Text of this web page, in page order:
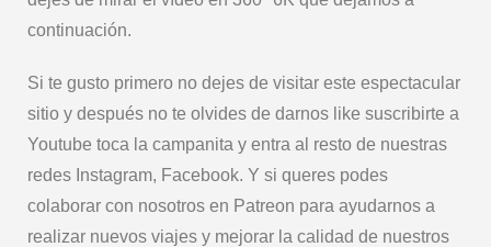
continuación.
Si te gusto primero no dejes de visitar este espectacular
sitio y después no te olvides de darnos like suscribirte a
Youtube toca la campanita y entra al resto de nuestras
redes Instagram, Facebook. Y si queres podes
colaborar con nosotros en Patreon para ayudarnos a
realizar nuevos viajes y mejorar la calidad de nuestros